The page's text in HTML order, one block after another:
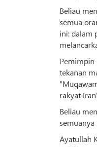
Beliau
semua
ini: dalam
Pemimpin
tekanan
rakyat
Beliau
Ayatullah